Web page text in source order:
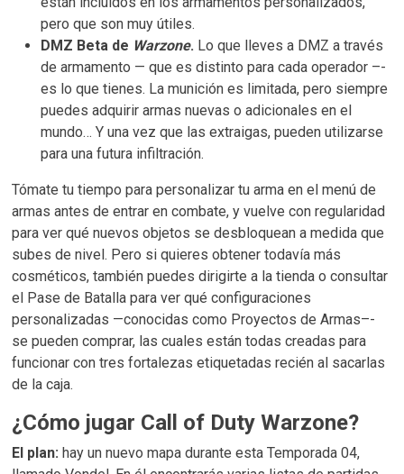
pero que son muy útiles.
DMZ Beta de Warzone. Lo que lleves a DMZ a través
de armamento — que es distinto para cada operador –-
es lo que tienes. La munición es limitada, pero siempre
puedes adquirir armas nuevas o adicionales en el
mundo… Y una vez que las extraigas, pueden utilizarse
para una futura infiltración.
Tómate tu tiempo para personalizar tu arma en el menú de
armas antes de entrar en combate, y vuelve con regularidad
para ver qué nuevos objetos se desbloquean a medida que
subes de nivel. Pero si quieres obtener todavía más
cosméticos, también puedes dirigirte a la tienda o consultar
el Pase de Batalla para ver qué configuraciones
personalizadas —conocidas como Proyectos de Armas–-
se pueden comprar, las cuales están todas creadas para
funcionar con tres fortalezas etiquetadas recién al sacarlas
de la caja.
¿Cómo jugar Call of Duty Warzone?
El plan:hay un nuevo mapa durante esta Temporada 04,